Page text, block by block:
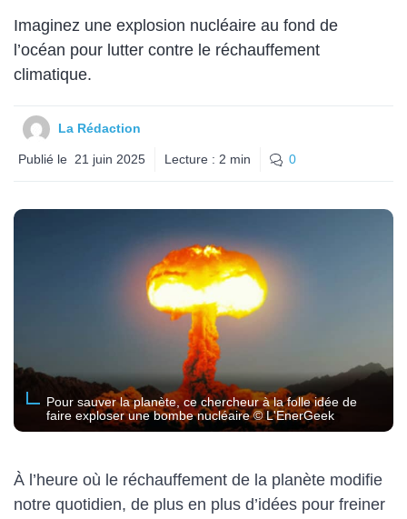
Imaginez une explosion nucléaire au fond de
l’océan pour lutter contre le réchauffement
climatique.
La Rédaction
Publié le 21 juin 2025 Lecture : 2 min 0
Pour sauver la planète, ce chercheur à la folle idée de
faire exploser une bombe nucléaire © L'EnerGeek
À l’heure où le réchauffement de la planète modifie
notre quotidien, de plus en plus d’idées pour freiner